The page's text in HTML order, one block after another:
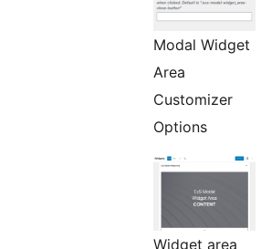
Modal Widget
Area
Customizer
Options
Widget area